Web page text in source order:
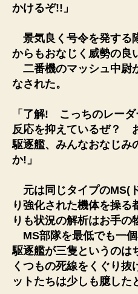
かけるぞ!!」
景気良く号令を発する
からもおなじく威勢の良
二番機のマッシュ中尉
なされた。
「了解! こっちのレーダ
反応を抑えているぜ？
駆逐艦、みんなおなじみ
か!」
元は同じタイプのMS(
り強化された機体を操る
りも状況の解析はお手の
MS部隊を最低でも一
駆逐艦が三隻というのは
くつもの死線をくぐり抜
ットたちは少しも臆した